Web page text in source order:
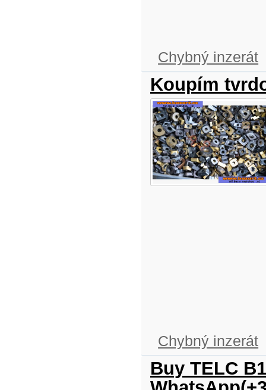
Chybný inzerát
Koupím
Chybný inzerát
Buy TELC